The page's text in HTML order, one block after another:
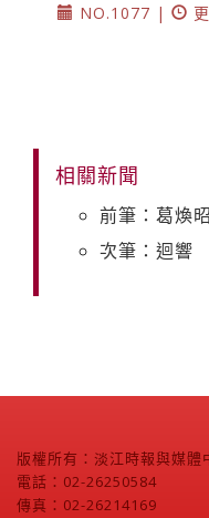
NO.1077 |
相關新聞
前筆：葛煥
次筆：迴響
版權所有：淡江時報與媒體
電話：02-26250584
傳真：02-26214169